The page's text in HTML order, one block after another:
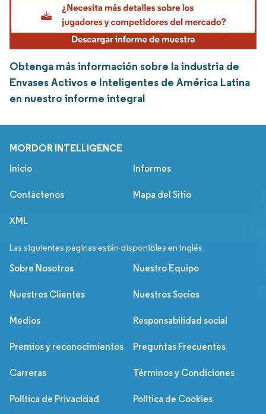
Obtenga más información sobre la industria de
Envases Activos e Inteligentes de América Latina
en nuestro informe integral
MORDOR INTELLIGENCE
Inicio Informes
Contáctenos Mapa del Sitio
XML
Las siguientes páginas están disponibles en inglés
Sobre Nosotros Nuestro Equipo
Nuestros Clientes Nuestros Socios
Medios Responsabilidad social
Premios y reconocimientos Preguntas Frecuentes
Carreras Términos y Condiciones
Política de Privacidad Política de Cookies